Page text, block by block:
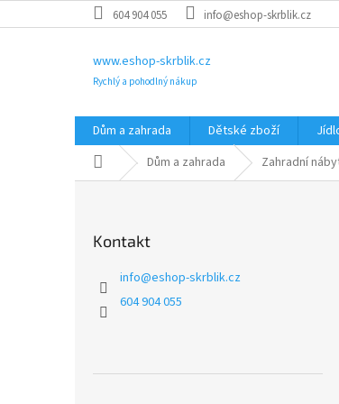
na
604 904 055 info@eshop-skrblik.cz
www.eshop-skrblik.cz
Rychlý a pohodlný nákup
Dům a zahrada Dětské zboží
Domů Dům a zahrada Zahradní
Kontakt
info@eshop-skrblik.cz
604 904 055